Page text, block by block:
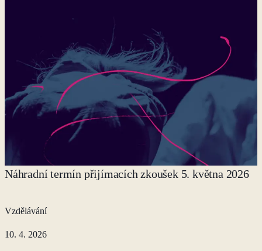
Náhradní termín přijímacích zkoušek 5. května 2026
Vzdělávání
10. 4. 2026